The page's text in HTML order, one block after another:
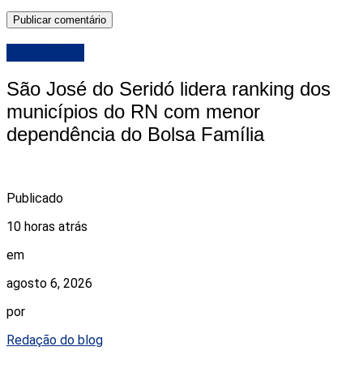
São José do Seridó lidera ranking dos
municípios do RN com menor
dependência do Bolsa Família
Publicado
10 horas atrás
em
agosto 6, 2026
por
Redação do blog